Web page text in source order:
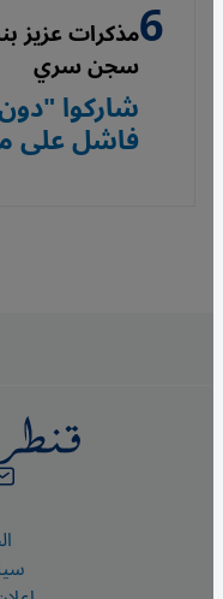
سجن سري
شاركوا
فاشل على